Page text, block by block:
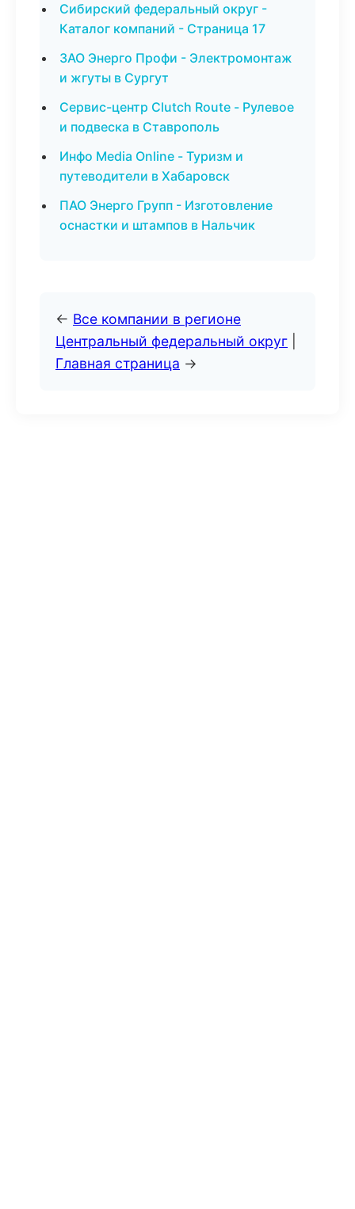
Сибирский федеральный округ -
Каталог компаний - Страница 17
ЗАО Энерго Профи - Электромонтаж
и жгуты в Сургут
Сервис-центр Clutch Route - Рулевое
и подвеска в Ставрополь
Инфо Media Online - Туризм и
путеводители в Хабаровск
ПАО Энерго Групп - Изготовление
оснастки и штампов в Нальчик
← Все компании в регионе
Центральный федеральный округ
Главная страница →